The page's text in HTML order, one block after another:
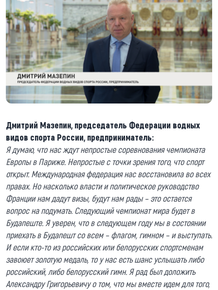
Дмитрий Мазепин, председатель Федерации водных
видов спорта России, предприниматель:
Я думаю, что нас ждут непростые соревнования чемпионата
Европы в Париже. Непростые с точки зрения того, что спорт
открыт. Международная федерация нас восстановила во всех
правах. Но насколько власти и политическое руководство
Франции нам дадут визы, будут нам рады – это остается
вопрос на подумать. Следующий чемпионат мира будет в
Будапеште. Я уверен, что в следующем году мы в состоянии
приехать в Будапешт со всем – флагом, гимном – и выступать.
И если кто-то из российских или белорусских спортсменам
завоюет золотую медаль, то у нас есть шанс услышать либо
российский, либо белорусский гимн. Я рад был доложить
Александру Григорьевичу о том, что мы вместе идем для того,